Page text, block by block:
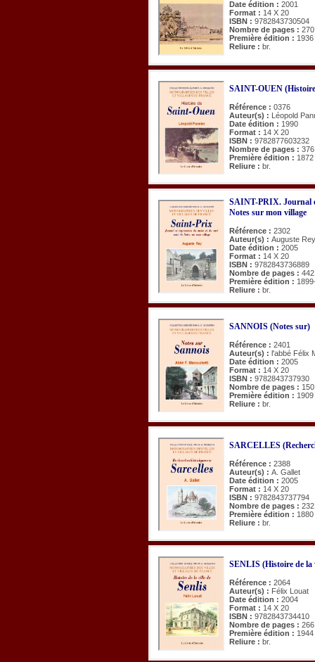
Date édition : 2001
Format : 14 X 20
ISBN : 9782843730504
Nombre de pages : 270
Première édition : 1936
Reliure : br.
SAINT-OUEN
Référence : 0376
Auteur(s) : Léopold
Date édition : 1990
Format : 14 X 20
ISBN : 9782877603232
Nombre de pages : 376
Première édition : 1872
Reliure : br.
SAINT-PRIX. Journal
Notes sur mon village
Référence : 2302
Auteur(s) : Auguste Rey
Date édition : 2005
Format : 14 X 20
ISBN : 9782843736889
Nombre de pages : 442
Première édition :
Reliure : br.
SANNOIS (Notes sur)
Référence : 2401
Auteur(s) : l'abbé Félix
Date édition : 2005
Format : 14 X 20
ISBN : 9782843737930
Nombre de pages : 150
Première édition : 1909
Reliure : br.
SARCELLES
Référence : 2388
Auteur(s) : A. Gallet
Date édition : 2005
Format : 14 X 20
ISBN : 9782843737794
Nombre de pages : 232
Première édition : 1880
Reliure : br.
SENLIS (Histoire de la
Référence : 2064
Auteur(s) : Félix Louat
Date édition : 2004
Format : 14 X 20
ISBN : 9782843734410
Nombre de pages : 266
Première édition : 1944
Reliure : br.